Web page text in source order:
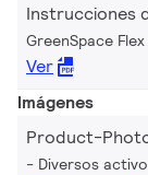
Instrucciones
GreenSpace
Ver
Imágenes
Product-
Diversos